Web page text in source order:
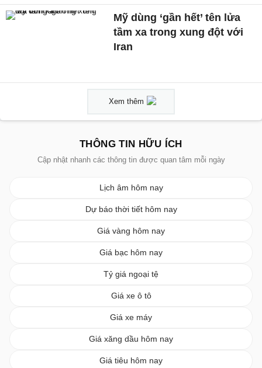
Mỹ dùng ‘gần hết’ tên lửa
tầm xa trong xung đột với
Iran
Xem thêm
THÔNG TIN HỮU ÍCH
Cập nhật nhanh các thông tin được quan tâm mỗi ngày
Lịch âm hôm nay
Dự báo thời tiết hôm nay
Giá vàng hôm nay
Giá bạc hôm nay
Tỷ giá ngoại tệ
Giá xe ô tô
Giá xe máy
Giá xăng dầu hôm nay
Giá tiêu hôm nay